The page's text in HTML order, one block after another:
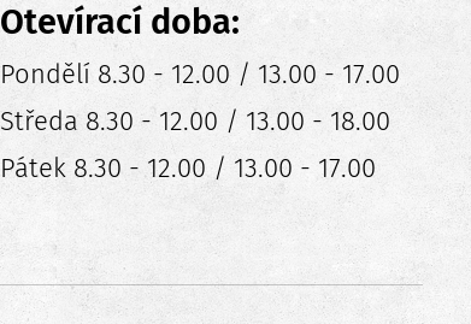
Otevírací doba:
Pondělí 8.30 - 12.00 / 13.00 - 17.00
Středa 8.30 - 12.00 / 13.00 - 18.00
Pátek 8.30 - 12.00 / 13.00 - 17.00